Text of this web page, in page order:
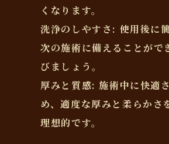
くなります。
洗浄のしやすさ : 使用後に
次の施術に備えることがで
びましょう。
厚みと質感: 施術中に快適
め、適度な厚みと柔らかさ
理想的です。